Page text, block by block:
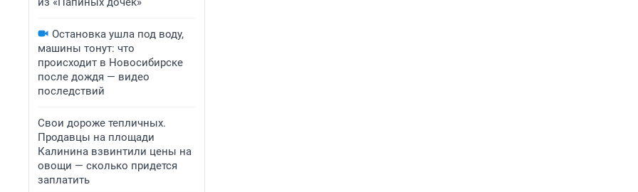
Остановка ушла под воду,
машины тонут: что
происходит в Новосибирске
после дождя — видео
последствий
Свои дороже тепличных.
Продавцы на площади
Калинина взвинтили цены на
овощи — сколько придется
заплатить